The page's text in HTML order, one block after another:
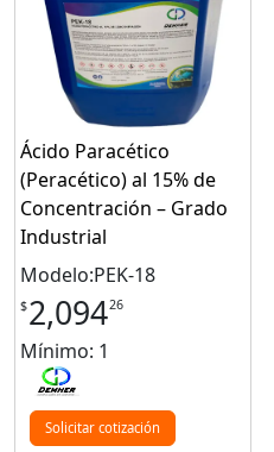
Ácido Paracético
(Peracético) al 15% de
Concentración – Grado
Industrial
Modelo:PEK-18
$2,09426
Mínimo: 1
Solicitar cotización